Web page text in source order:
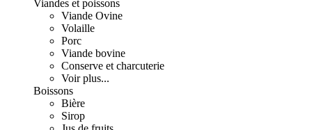
Viandes et poissons
Viande Ovine
Volaille
Porc
Viande bovine
Conserve et charcuterie
Voir plus...
Boissons
Bière
Sirop